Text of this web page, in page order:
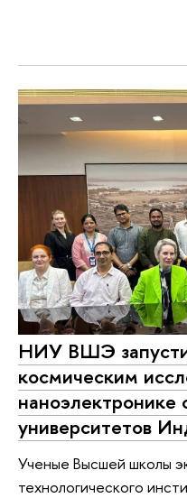
НИУ ВШЭ
космическим
университетов
Ученые Высшей школы
технологического